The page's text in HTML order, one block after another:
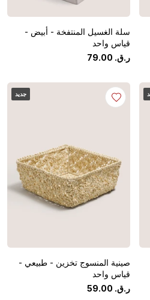
سلة الغسيل المنتفخة - أبيض -
قياس واحد
ر.ق.
79.00
جديد
صينية المنسوج تخزين - طبيعي -
قياس واحد
ر.ق.
59.00